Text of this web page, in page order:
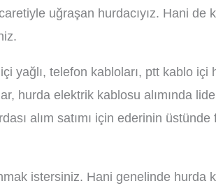
uğraşan hurdacıyız. Hani
yağlı, telefon kabloları, ptt kablo
hurda elektrik kablosu alımında
alım satımı için ederinin
istersiniz. Hani genelinde hurda